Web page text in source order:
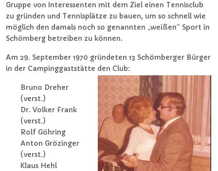
Gruppe von Interessenten mit dem Ziel einen Tennisclub
zu gründen und Tennisplätze zu bauen, um so schnell wie
möglich den damals noch so genannten „weißen“ Sport in
Schömberg betreiben zu können.
Am 29. September 1970 gründeten 13 Schömberger Bürger
in der Campinggaststätte den Club:
Bruno Dreher
(verst.)
Dr. Volker Frank
(verst.)
Rolf Göhring
Anton Grözinger
(verst.)
Klaus Hehl